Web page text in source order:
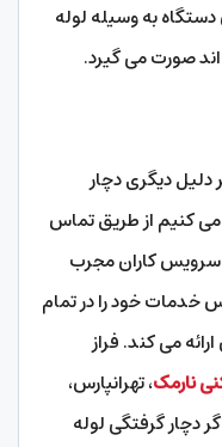
دستگاه به وسیله لوله‌
صورت می‌ گیرد.
دلیل دیگری دچار
می کنیم از طریق تماس
سرویس کاران مجرب
خدمات خود را در تمام
می‌ کند. فراز
نارمک، تهرانپارس،
دچار گرفتگی لوله